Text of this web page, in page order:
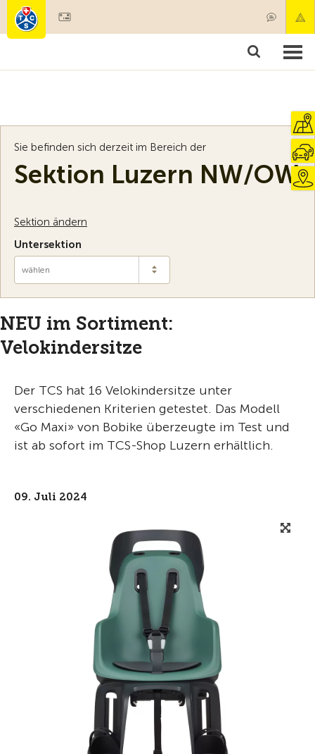
Mitgliedschaft & Leistungen
Sie befinden sich derzeit im Bereich der
Sektion Luzern NW/OW
Sektion ändern
Untersektion
wählen
NEU im Sortiment:
Velokindersitze
Der TCS hat 16 Velokindersitze unter
verschiedenen Kriterien getestet. Das Modell
«Go Maxi» von Bobike überzeugte im Test und
ist ab sofort im TCS-Shop Luzern erhältlich.
09. Juli 2024